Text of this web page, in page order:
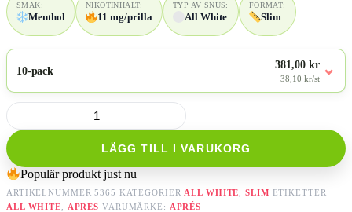
SMAK:
Menthol
NIKOTINHALT:
11 mg/prilla
TYP AV SNUS:
All White
FORMAT:
Slim
10-pack
381,00 kr
38,10 kr/st ⌄
No.1
Aprés
Menthol
-
Hyper
Strong
mängd
LÄGG TILL I VARUKORG
Populär produkt just nu
ARTIKELNUMMER5365 KATEGORIER ALL WHITE ,SLIM ETIKETTER
ALL WHITE
APRES VARUMÄRKE: APRÉS